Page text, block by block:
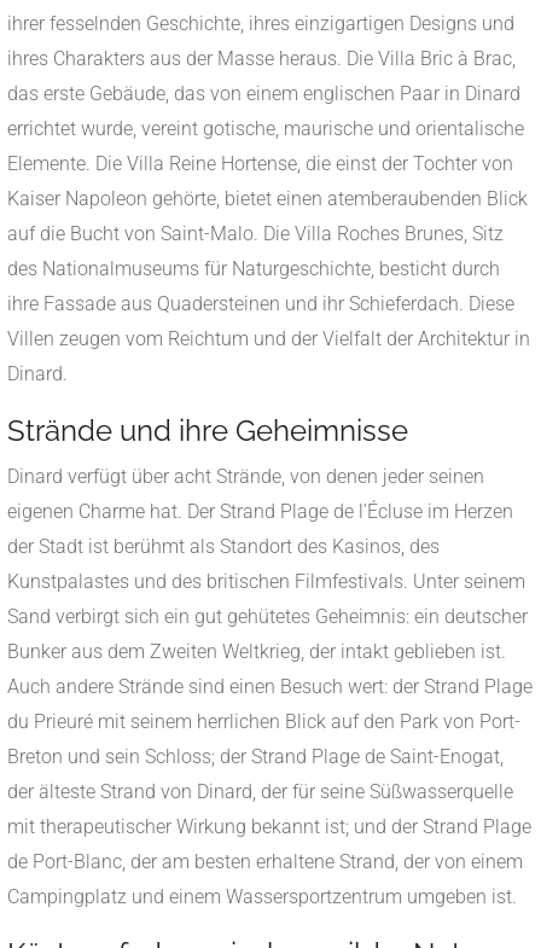
ihrer fesselnden Geschichte, ihres einzigartigen Designs und
ihres Charakters aus der Masse heraus. Die Villa Bric à Brac,
das erste Gebäude, das von einem englischen Paar in Dinard
errichtet wurde, vereint gotische, maurische und orientalische
Elemente. Die Villa Reine Hortense, die einst der Tochter von
Kaiser Napoleon gehörte, bietet einen atemberaubenden Blick
auf die Bucht von Saint-Malo. Die Villa Roches Brunes, Sitz
des Nationalmuseums für Naturgeschichte, besticht durch
ihre Fassade aus Quadersteinen und ihr Schieferdach. Diese
Villen zeugen vom Reichtum und der Vielfalt der Architektur in
Dinard.
Strände und ihre Geheimnisse
Dinard verfügt über acht Strände, von denen jeder seinen
eigenen Charme hat. Der Strand Plage de l'Écluse im Herzen
der Stadt ist berühmt als Standort des Kasinos, des
Kunstpalastes und des britischen Filmfestivals. Unter seinem
Sand verbirgt sich ein gut gehütetes Geheimnis: ein deutscher
Bunker aus dem Zweiten Weltkrieg, der intakt geblieben ist.
Auch andere Strände sind einen Besuch wert: der Strand Plage
du Prieuré mit seinem herrlichen Blick auf den Park von Port-
Breton und sein Schloss; der Strand Plage de Saint-Enogat,
der älteste Strand von Dinard, der für seine Süßwasserquelle
mit therapeutischer Wirkung bekannt ist; und der Strand Plage
de Port-Blanc, der am besten erhaltene Strand, der von einem
Campingplatz und einem Wassersportzentrum umgeben ist.